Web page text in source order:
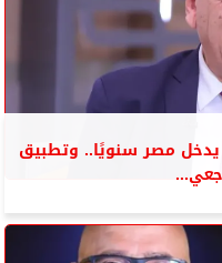
مصر سنويًا.. وتطبيق